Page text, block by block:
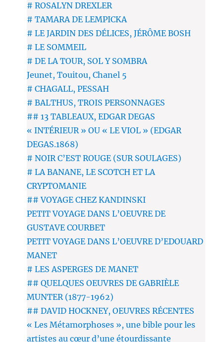
# ROSALYN DREXLER
# TAMARA DE LEMPICKA
# LE JARDIN DES DÉLICES, JÉRÔME BOSH
# LE SOMMEIL
# DE LA TOUR, SOL Y SOMBRA
Jeunet, Touitou, Chanel 5
# CHAGALL, PESSAH
# BALTHUS, TROIS PERSONNAGES
## 13 TABLEAUX, EDGAR DEGAS
« INTÉRIEUR » OU « LE VIOL » (EDGAR
DEGAS.1868)
# NOIR C’EST ROUGE (SUR SOULAGES)
# LA BANANE, LE SCOTCH ET LA
CRYPTOMANIE
## VOYAGE CHEZ KANDINSKI
PETIT VOYAGE DANS L’OEUVRE DE
GUSTAVE COURBET
PETIT VOYAGE DANS L’OEUVRE D’EDOUARD
MANET
# LES ASPERGES DE MANET
## QUELQUES OEUVRES DE GABRIÈLE
MUNTER (1877-1962)
## DAVID HOCKNEY, OEUVRES RÉCENTES
« Les Métamorphoses », une bible pour les
artistes au cœur d’une étourdissante